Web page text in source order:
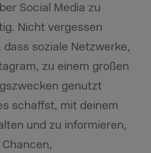
Social Media zu
Nicht vergessen
soziale Netzwerke,
zu einem großen
genutzt
schaffst, mit deinem
und zu informieren,